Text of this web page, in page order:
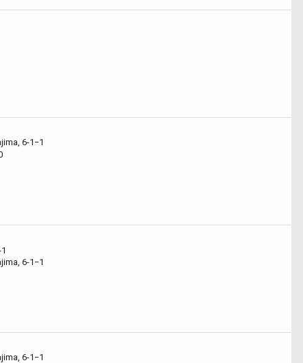
6-1−1
6-1−1
6-1−1